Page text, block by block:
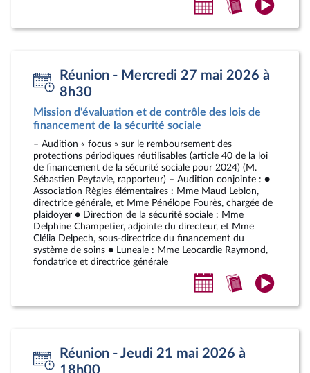
au
au
Réunion - Mercredi 27 mai 2026 à
8h30
Mission d'évaluation et de contrôle des lois de
financement de la sécurité sociale
– Audition « focus » sur le remboursement des
protections périodiques réutilisables (article 40 de la loi
de financement de la sécurité sociale pour 2024) (M.
Sébastien Peytavie, rapporteur) – Audition conjointe : ●
Association Règles élémentaires : Mme Maud Leblon,
directrice générale, et Mme Pénélope Fourès, chargée de
plaidoyer ● Direction de la sécurité sociale : Mme
Delphine Champetier, adjointe du directeur, et Mme
Clélia Delpech, sous-directrice du financement du
système de soins ● Luneale : Mme Leocardie Raymond,
fondatrice et directrice générale
Ajouter
au
Accéder
au
Réunion - Jeudi 21 mai 2026 à
18h00